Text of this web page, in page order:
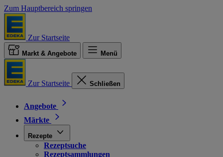
Zum Hauptbereich springen
Zur Startseite
Markt & Angebote Menü
Zur Startseite Schließen
Angebote
Märkte
Rezepte
Rezeptsuche
Rezeptsammlungen